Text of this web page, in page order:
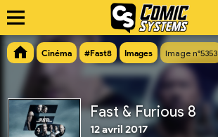
Cinéma #Fast8 Images Image n°5353
Fast & Furious 8
12 avril 2017